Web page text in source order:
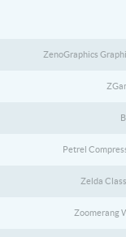
ZenoGraphics
Petrel
Zelda
Zoomerang